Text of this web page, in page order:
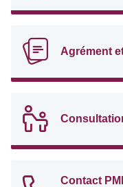
Agrément
Contact